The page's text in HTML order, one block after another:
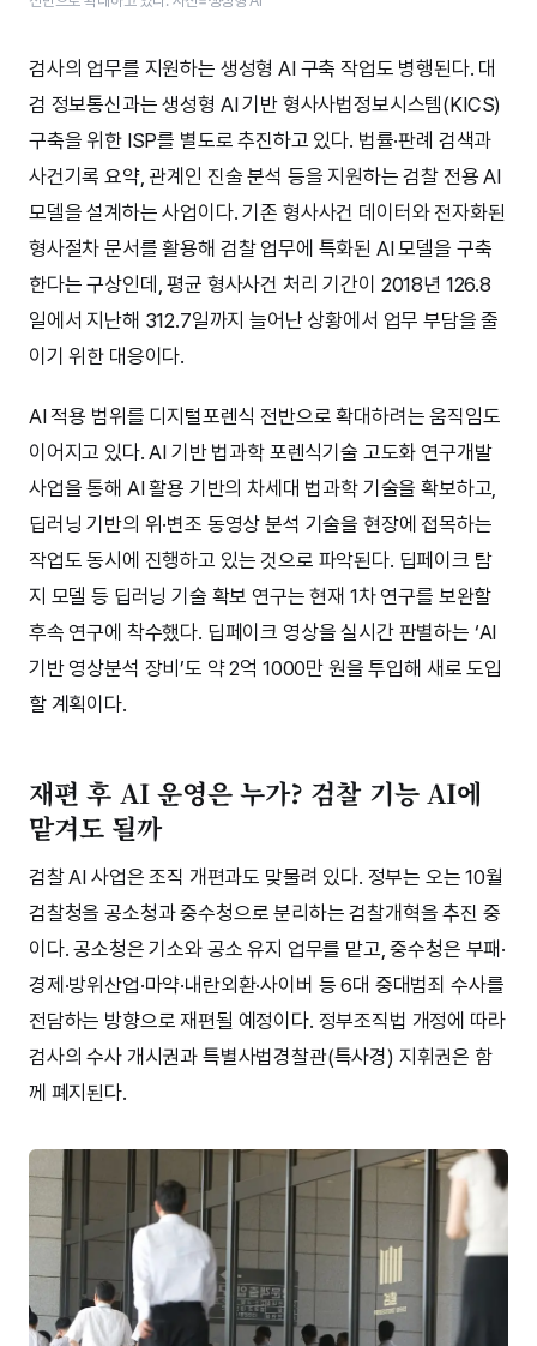
검사의 업무를 지원하는 생성형 AI 구축 작업도 병행된다. 대
검 정보통신과는 생성형 AI 기반 형사사법정보시스템(KICS)
구축을 위한 ISP를 별도로 추진하고 있다. 법률·판례 검색과
사건기록 요약, 관계인 진술 분석 등을 지원하는 검찰 전용 AI
모델을 설계하는 사업이다. 기존 형사사건 데이터와 전자화된
형사절차 문서를 활용해 검찰 업무에 특화된 AI 모델을 구축
한다는 구상인데, 평균 형사사건 처리 기간이 2018년 126.8
일에서 지난해 312.7일까지 늘어난 상황에서 업무 부담을 줄
이기 위한 대응이다.
AI 적용 범위를 디지털포렌식 전반으로 확대하려는 움직임도
이어지고 있다. AI 기반 법과학 포렌식기술 고도화 연구개발
사업을 통해 AI 활용 기반의 차세대 법과학 기술을 확보하고,
딥러닝 기반의 위·변조 동영상 분석 기술을 현장에 접목하는
작업도 동시에 진행하고 있는 것으로 파악된다. 딥페이크 탐
지 모델 등 딥러닝 기술 확보 연구는 현재 1차 연구를 보완할
후속 연구에 착수했다. 딥페이크 영상을 실시간 판별하는 ‘AI
기반 영상분석 장비’도 약 2억 1000만 원을 투입해 새로 도입
할 계획이다.
재편 후 AI 운영은 누가? 검찰 기능 AI에
맡겨도 될까
검찰 AI 사업은 조직 개편과도 맞물려 있다. 정부는 오는 10월
검찰청을 공소청과 중수청으로 분리하는 검찰개혁을 추진 중
이다. 공소청은 기소와 공소 유지 업무를 맡고, 중수청은 부패·
경제·방위산업·마약·내란외환·사이버 등 6대 중대범죄 수사를
전담하는 방향으로 재편될 예정이다. 정부조직법 개정에 따라
검사의 수사 개시권과 특별사법경찰관(특사경) 지휘권은 함
께 폐지된다.